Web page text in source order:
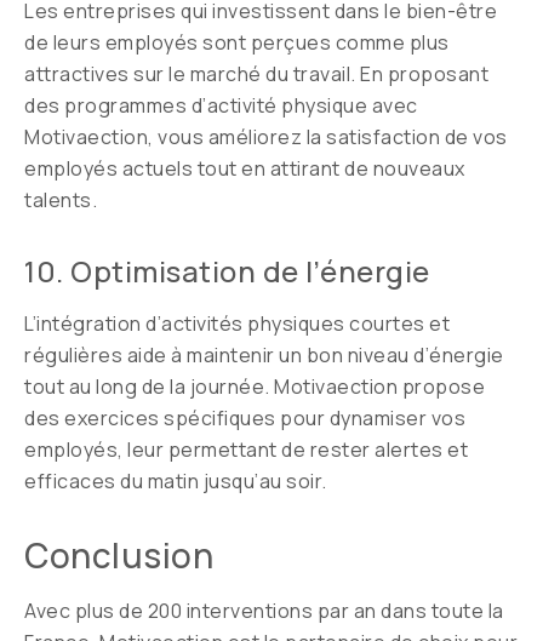
Les entreprises qui investissent dans le bien-être
de leurs employés sont perçues comme plus
attractives sur le marché du travail. En proposant
des programmes d’activité physique avec
Motivaection, vous améliorez la satisfaction de vos
employés actuels tout en attirant de nouveaux
talents.
10. Optimisation de l’énergie
L’intégration d’activités physiques courtes et
régulières aide à maintenir un bon niveau d’énergie
tout au long de la journée. Motivaection propose
des exercices spécifiques pour dynamiser vos
employés, leur permettant de rester alertes et
efficaces du matin jusqu’au soir.
Conclusion
Avec plus de 200 interventions par an dans toute la